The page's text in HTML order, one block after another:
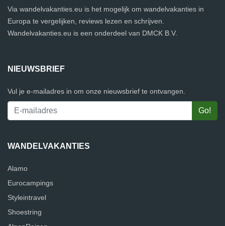
Via wandelvakanties.eu is het mogelijk om wandelvakanties in
Europa te vergelijken, reviews lezen en schrijven.
Wandelvakanties.eu is een onderdeel van DMCK B.V.
NIEUWSBRIEF
Vul je e-mailadres in om onze nieuwsbrief te ontvangen.
WANDELVAKANTIES
Alamo
Eurocampings
Styleintravel
Shoestring